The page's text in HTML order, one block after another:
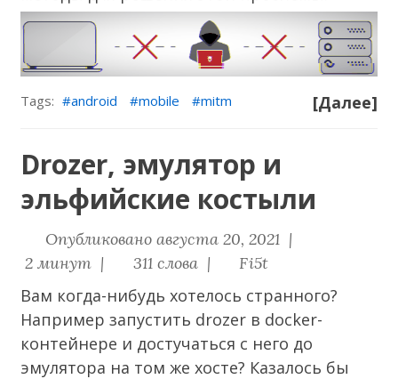
[Далее]
Tags: android mobile mitm
Drozer, эмулятор и
эльфийские костыли
Опубликовано августа 20, 2021 |
2 минут |
311 слова | Fi5t
Вам когда-нибудь хотелось странного?
Например запустить drozer в docker-
контейнере и достучаться с него до
эмулятора на том же хосте? Казалось бы